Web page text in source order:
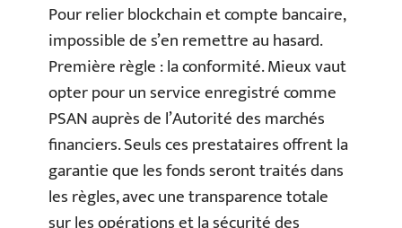
Pour relier blockchain et compte bancaire,
impossible de s’en remettre au hasard.
Première règle : la conformité. Mieux vaut
opter pour un service enregistré comme
PSAN auprès de l’Autorité des marchés
financiers. Seuls ces prestataires offrent la
garantie que les fonds seront traités dans
les règles, avec une transparence totale